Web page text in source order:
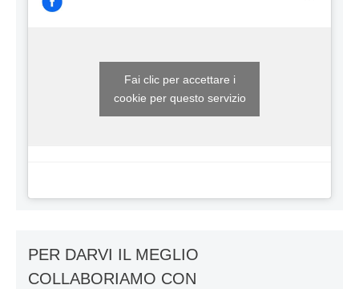
Fai clic per accettare i
cookie per questo servizio
PER DARVI IL MEGLIO
COLLABORIAMO CON